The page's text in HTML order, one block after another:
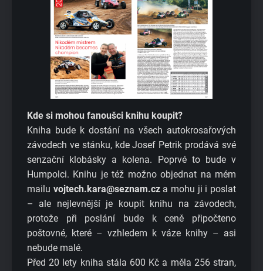
Kde si mohou fanoušci knihu koupit?
Kniha bude k dostání na všech autokrosařových
závodech ve stánku, kde Josef Petrik prodává své
senzační klobásky a kolena. Poprvé to bude v
Humpolci. Knihu je též možno objednat na mém
mailu vojtech.kara@seznam.cza mohu ji i poslat
– ale nejlevnější je koupit knihu na závodech,
protože při poslání bude k ceně připočteno
poštovné, které – vzhledem k váze knihy – asi
nebude malé.
Před 20 lety kniha stála 600 Kč a měla 256 stran,